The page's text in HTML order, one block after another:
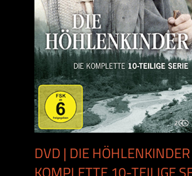
DVD | DIE